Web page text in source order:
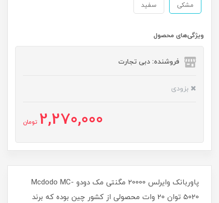
مشکی سفید
ویژگی‌های محصول
فروشنده: دبی تجارت
بزودی
2,270,000 تومان
پاوربانک وایرلس 20000 مگنتی مک دودو Mcdodo MC-
5020 توان 20 وات محصولی از کشور چین بوده که برند